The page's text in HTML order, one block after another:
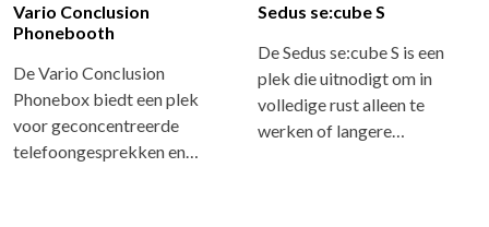
Vario Conclusion
Phonebooth
De Vario Conclusion
Phonebox biedt een plek
voor geconcentreerde
telefoongesprekken en…
Sedus se:cube S
De Sedus se:cube S is een
plek die uitnodigt om in
volledige rust alleen te
werken of langere…